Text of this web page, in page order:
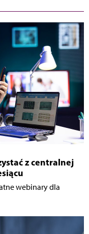
z centralnej
webinary dla